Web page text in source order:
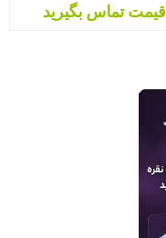
قیمت تماس بگیرید